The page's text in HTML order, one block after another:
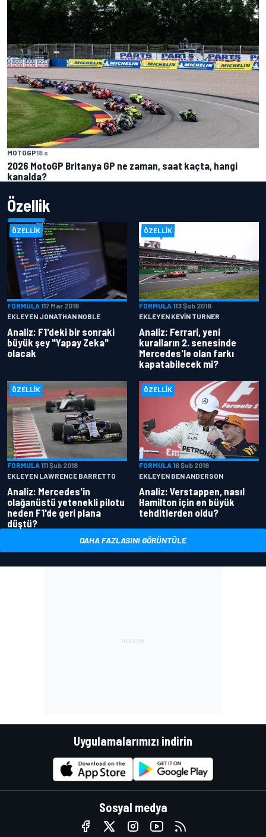
MOTOGP18 s
2026 MotoGP Britanya GP ne zaman, saat kaçta, hangi
kanalda?
Özellik
ÖZELLIK
FORMULA 117 Mar 2018
EKLEYEN JONATHAN NOBLE
Analiz: F1'deki bir sonraki
büyük şey "Yapay Zeka"
olacak
ÖZELLIK
FORMULA 113 Şub 2018
EKLEYEN KEVIN TURNER
Analiz: Ferrari, yeni
kuralların 2. senesinde
Mercedes'le olan farkı
kapatabilecek mi?
ÖZELLIK
FORMULA 111 Şub 2018
EKLEYEN LAWRENCE BARRETTO
Analiz: Mercedes'in
olağanüstü yetenekli pilotu
neden F1'de geri plana
düştü?
ÖZELLIK
FORMULA 16 Şub 2018
EKLEYEN BEN ANDERSON
Analiz: Verstappen, nasıl
Hamilton için en büyük
tehditlerden oldu?
DAHA FAZLASINI GÖRÜNTÜLE
Uygulamalarımızı indirin
Sosyal medya